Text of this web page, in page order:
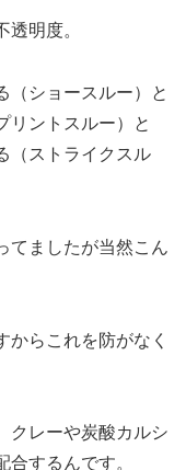
明度。
（ショースルー）と
リントスルー）と
（ストライクスル
てましたが当然こん
からこれを防がなく
クレーや炭酸カルシ
するんです。